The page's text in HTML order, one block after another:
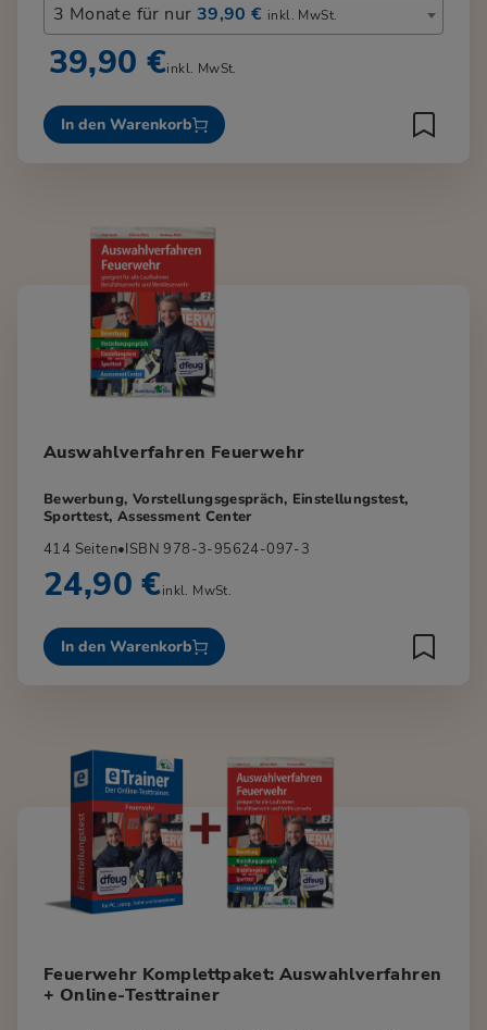
3 Monate für nur 39,90 € inkl. MwSt.
39,90 €inkl. MwSt.
In den Warenkorb
Auswahlverfahren Feuerwehr
Bewerbung, Vorstellungsgespräch, Einstellungstest,
Sporttest, Assessment Center
414 Seiten•ISBN 978-3-95624-097-3
24,90 €inkl. MwSt.
In den Warenkorb
Feuerwehr Komplettpaket: Auswahlverfahren
+ Online-Testtrainer